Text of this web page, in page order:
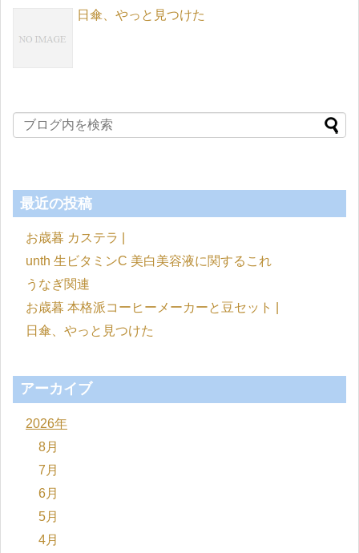
日傘、やっと見つけた
最近の投稿
お歳暮 カステラ |
unth 生ビタミンC 美白美容液に関するこれ
うなぎ関連
お歳暮 本格派コーヒーメーカーと豆セット |
日傘、やっと見つけた
アーカイブ
2026年
8月
7月
6月
5月
4月